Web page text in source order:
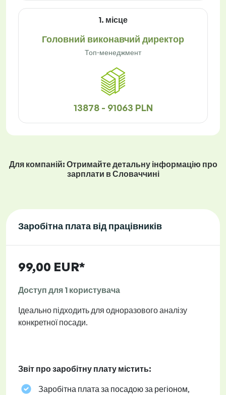
1. місце
Головний виконавчий директор
Топ-менеджмент
13878 - 91063 PLN
Для компаній: Отримайте детальну інформацію про
зарплати в Словаччині
Заробітна плата від працівників
99,00 EUR*
Доступ для 1 користувача
Ідеально підходить для одноразового аналізу
конкретної посади.
Звіт про заробітну плату містить:
Заробітна плата за посадою за регіоном,